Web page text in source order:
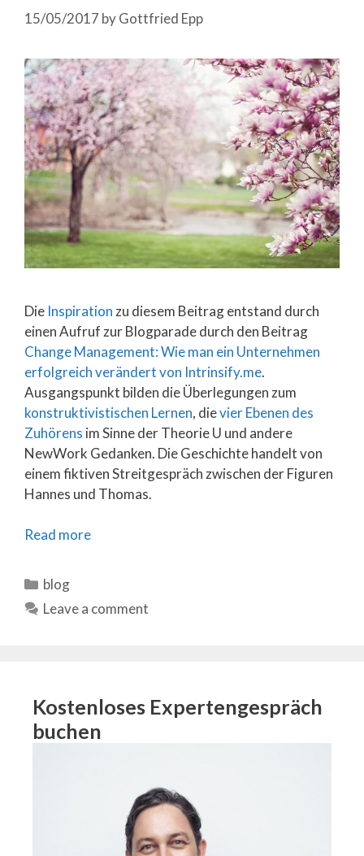
15/05/2017 byGottfried Epp
Die Inspiration zu diesem Beitrag entstand durch
einen Aufruf zur Blogparade durch den Beitrag
Change Management: Wie man ein Unternehmen
erfolgreich verändert von Intrinsify.me.
Ausgangspunkt bilden die Überlegungen zum
konstruktivistischen Lernen, dievier Ebenen des
Zuhörens im Sinne der Theorie U und andere
NewWork Gedanken. Die Geschichte handelt von
einem fiktiven Streitgespräch zwischen der Figuren
Hannes und Thomas.
Read more
Categories
blog
Leave a comment
Kostenloses Expertengespräch
buchen